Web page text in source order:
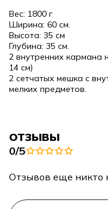
Вес: 1800 г
Ширина: 60 см.
Высота: 35 см
Глубина: 35 см.
2 внутренних кармана
14 см)
2 сетчатых мешка с
мелких предметов.
ОТЗЫВЫ
0/5
Отзывов еще никто